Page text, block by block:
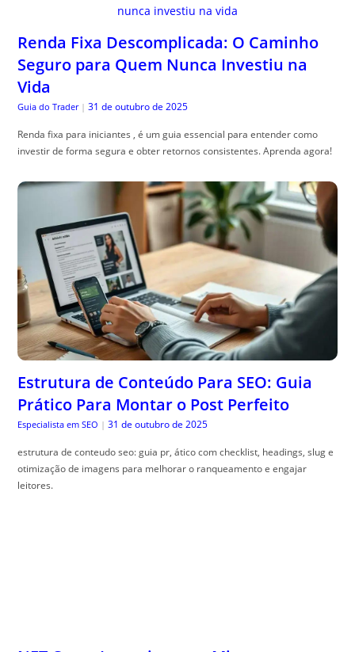
Renda Fixa Descomplicada: O Caminho
Seguro para Quem Nunca Investiu na
Vida
Guia do Trader | 31 de outubro de 2025
Renda fixa para iniciantes , é um guia essencial para entender como
investir de forma segura e obter retornos consistentes. Aprenda agora!
Estrutura de Conteúdo Para SEO: Guia
Prático Para Montar o Post Perfeito
Especialista em SEO | 31 de outubro de 2025
estrutura de conteudo seo: guia pr, ático com checklist, headings, slug e
otimização de imagens para melhorar o ranqueamento e engajar
leitores.